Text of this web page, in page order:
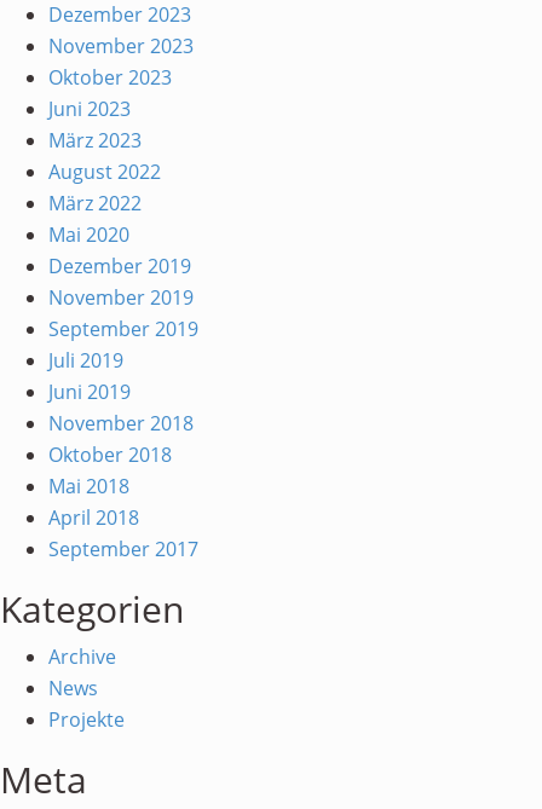
Dezember 2023
November 2023
Oktober 2023
Juni 2023
März 2023
August 2022
März 2022
Mai 2020
Dezember 2019
November 2019
September 2019
Juli 2019
Juni 2019
November 2018
Oktober 2018
Mai 2018
April 2018
September 2017
Kategorien
Archive
News
Projekte
Meta